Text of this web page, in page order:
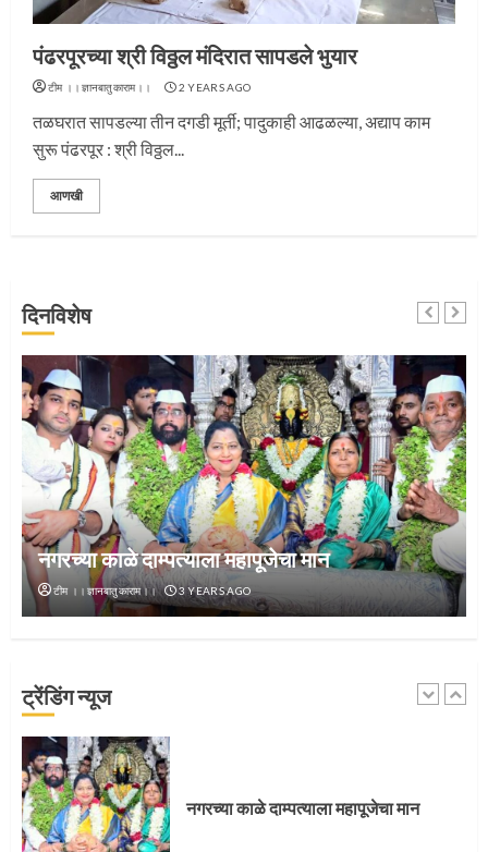
पंढरपूरच्या श्री विठ्ठल मंदिरात सापडले भुयार
टीम ।।ज्ञानबातुकाराम।। 2 YEARS AGO
तळघरात सापडल्या तीन दगडी मूर्ती; पादुकाही आढळल्या, अद्याप काम
सुरू पंढरपूर : श्री विठ्ठल...
आणखी
दिनविशेष
नगरच्या काळे दाम्पत्याला महापूजेचा मान
टीम ।।ज्ञानबातुकाराम।। 3 YEARS AGO
ट्रेंडिंग न्यूज
प्रस्थान सोहळ्यासाठी आळंदी सज्ज
5
जवानाला मिळाला महापूजेचा मान
1
‘तुकाराम तुकाराम’ गजरी दुमदुमली देहूनगरी
2
नगरच्या काळे दाम्पत्याला महापूजेचा मान